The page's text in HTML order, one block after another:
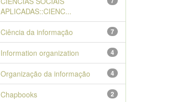
APLICADAS::CIENC...
7
Ciência da informação
4
Information organization
4
Organização da informação
2
Chapbooks